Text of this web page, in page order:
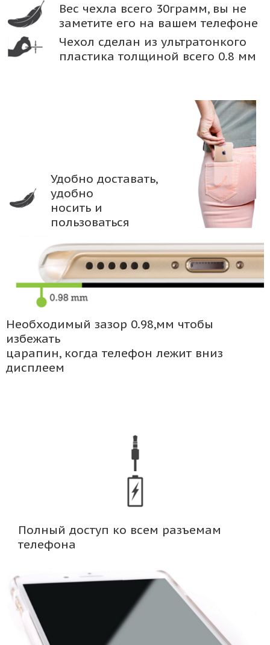
Вес чехла всего 30грамм, вы не
заметите его на вашем телефоне
Чехол сделан из ультратонкого
пластика толщиной всего 0.8 мм
Удобно доставать,
удобно
носить и
пользоваться
Необходимый зазор 0.98,мм чтобы
избежать
царапин, когда телефон лежит вниз
дисплеем
Полный доступ ко всем разъемам
телефона